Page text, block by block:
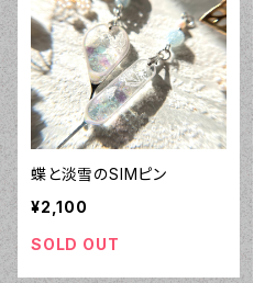
蝶と淡雪のSIMピン
¥2,100
SOLD OUT